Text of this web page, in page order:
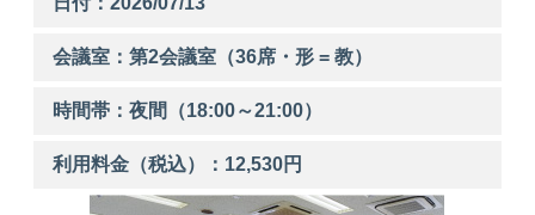
会議室：第2会議室（36席・形 = 教）
時間帯：夜間 （18:00～21:00）
利用料金（税込）： 12,530円